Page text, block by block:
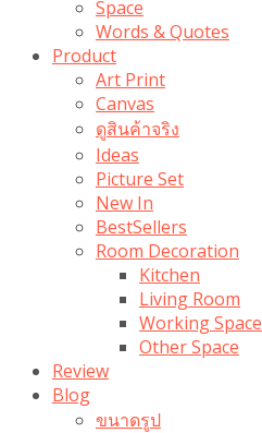
Space
Words & Quotes
Product
Art Print
Canvas
ดูสินค้าจริง
Ideas
Picture Set
New In
BestSellers
Room Decoration
Kitchen
Living Room
Working Space
Other Space
Review
Blog
ขนาดรูป